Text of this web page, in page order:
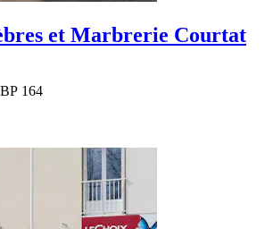
et Marbrerie Courtat
164